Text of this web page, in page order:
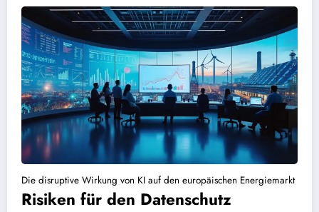
Die disruptive Wirkung von KI auf den europäischen Energiemarkt
Risiken für den Datenschutz